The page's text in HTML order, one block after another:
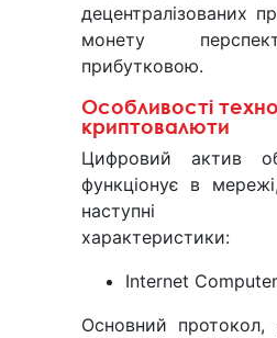
децентралізованих
монету
прибутковою.
Особливості
криптовалюти
Цифровий актив
функціонує в
наступні
характеристики:
Internet
Основний протокол,